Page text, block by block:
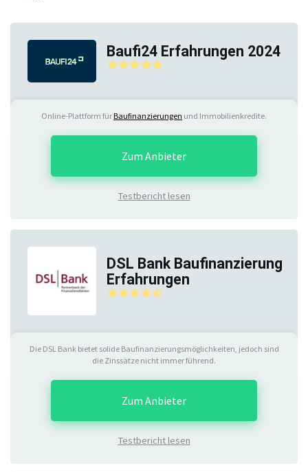
Baufi24 Erfahrungen 2024
Online-Plattform für Baufinanzierungen und Immobilienkredite.
Testbericht lesen
Zum Anbieter
DSL Bank Baufinanzierung
Erfahrungen
Die DSL Bank bietet solide Baufinanzierungsmöglichkeiten, jedoch sind
die Zinssätze nicht immer führend.
Testbericht lesen
Zum Anbieter